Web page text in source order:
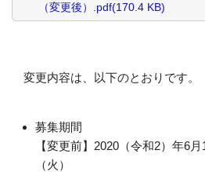
（変更後）.pdf(170.4 KB)
変更内容は、以下のとおりです。
募集期間
【変更前】2020（令和2）年6
（火）